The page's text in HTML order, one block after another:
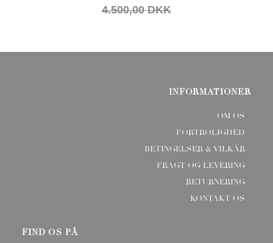
4.500,00 DKK
INFORMATIONER
OM OS
FORTROLIGHED
BETINGELSER & VILKÅR
FRAGT OG LEVERING
RETURNERING
KONTAKT OS
FIND OS PÅ